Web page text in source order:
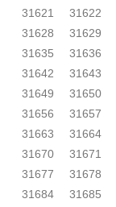
31621
31622
31628
31629
31635
31636
31642
31643
31649
31650
31656
31657
31663
31664
31670
31671
31677
31678
31684
31685